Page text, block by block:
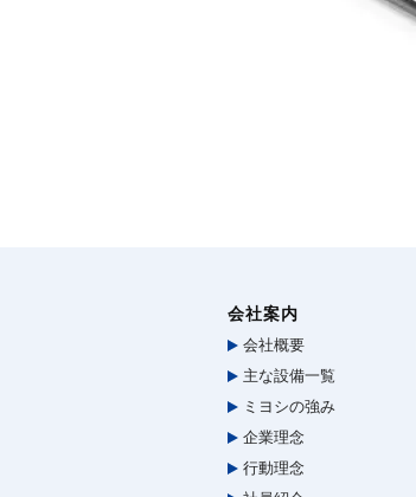
会社案内
会社概要
主な設備一覧
ミヨシの強み
企業理念
行動理念